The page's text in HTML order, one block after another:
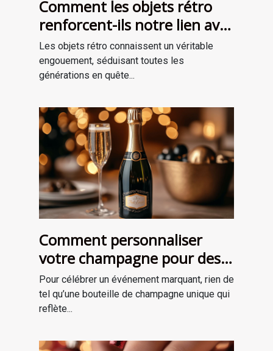
Comment les objets rétro
renforcent-ils notre lien avec
le passé?
Les objets rétro connaissent un véritable
engouement, séduisant toutes les
générations en quête...
Comment personnaliser
votre champagne pour des
occasions spéciales ?
Pour célébrer un événement marquant, rien de
tel qu’une bouteille de champagne unique qui
reflète...